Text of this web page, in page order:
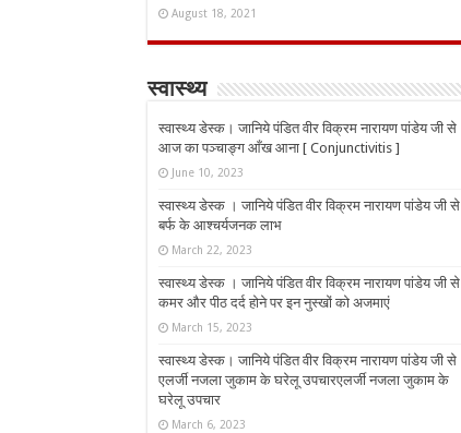
August 18, 2021
स्वास्थ्य
स्वास्थ्य डेस्क। जानिये पंडित वीर विक्रम नारायण पांडेय जी से
आज का पञ्चाङ्ग आँख आना [ Conjunctivitis ]
June 10, 2023
स्वास्थ्य डेस्क । जानिये पंडित वीर विक्रम नारायण पांडेय जी से
बर्फ के आश्चर्यजनक लाभ
March 22, 2023
स्वास्थ्य डेस्क । जानिये पंडित वीर विक्रम नारायण पांडेय जी से
कमर और पीठ दर्द होने पर इन नुस्‍खों को अजमाएं
March 15, 2023
स्वास्थ्य डेस्क। जानिये पंडित वीर विक्रम नारायण पांडेय जी से
एलर्जी नजला जुकाम के घरेलू उपचारएलर्जी नजला जुकाम के
घरेलू उपचार
March 6, 2023